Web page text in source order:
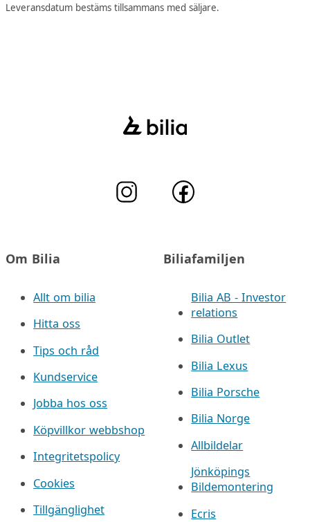
Leveransdatum bestäms tillsammans med säljare.
Om Bilia
Allt om bilia
Hitta oss
Tips och råd
Kundservice
Jobba hos oss
Köpvillkor webbshop
Integritetspolicy
Cookies
Tillgänglighet
Biliafamiljen
Bilia AB - Investor
relations
Bilia Outlet
Bilia Lexus
Bilia Porsche
Bilia Norge
Allbildelar
Jönköpings
Bildemontering
Ecris